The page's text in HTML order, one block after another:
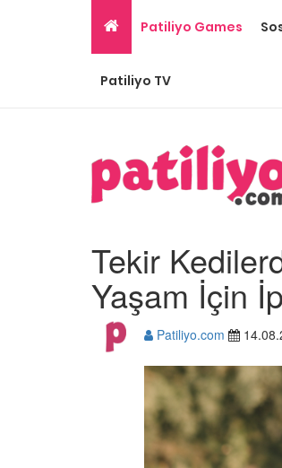
Patiliyo Games
Patiliyo TV
Tekir
Yaşam İçin
Patiliyo.com